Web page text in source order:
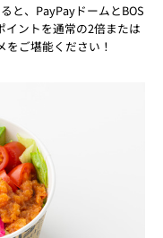
と、PayPayドームとBOS
イントを通常の2倍または
ご堪能ください！